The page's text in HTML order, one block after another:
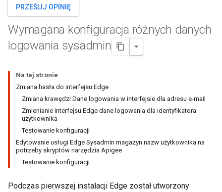
PRZEŚLIJ OPINIĘ
Wymagana konfiguracja różnych danych
logowania sysadmin
Na tej stronie
Zmiana hasła do interfejsu Edge
Zmiana krawędzi Dane logowania w interfejsie dla adresu e-mail
Zmienianie interfejsu Edge dane logowania dla identyfikatora
użytkownika
Testowanie konfiguracji
Edytowanie usługi Edge Sysadmin magazyn nazw użytkownika na
potrzeby skryptów narzędzia Apigee
Testowanie konfiguracji
Podczas pierwszej instalacji Edge został utworzony